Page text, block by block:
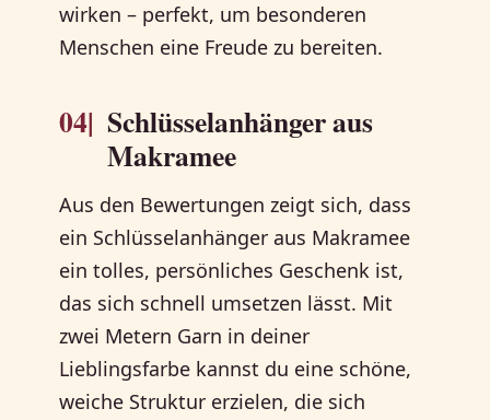
wirken – perfekt, um besonderen
Menschen eine Freude zu bereiten.
04| Schlüsselanhänger aus
Makramee
Aus den Bewertungen zeigt sich, dass
ein Schlüsselanhänger aus Makramee
ein tolles, persönliches Geschenk ist,
das sich schnell umsetzen lässt. Mit
zwei Metern Garn in deiner
Lieblingsfarbe kannst du eine schöne,
weiche Struktur erzielen, die sich